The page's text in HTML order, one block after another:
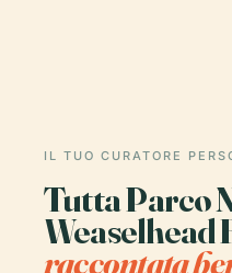
IL TUO CURATORE
Tutta Parco
Weaselhead
raccontata